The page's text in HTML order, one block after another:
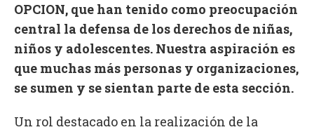
OPCION, que han tenido como preocupación
central la defensa de los derechos de niñas,
niños y adolescentes. Nuestra aspiración es
que muchas más personas y organizaciones,
se sumen y se sientan parte de esta sección.
Un rol destacado en la realización de la